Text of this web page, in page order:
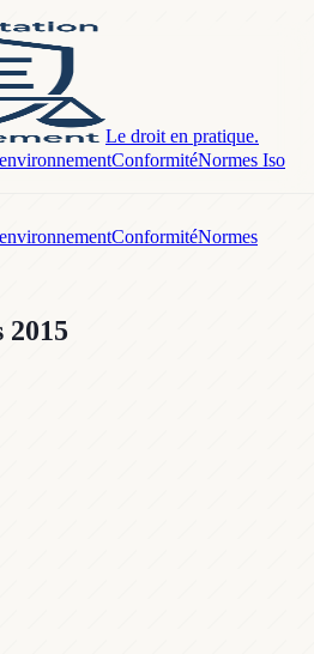
Le droit en pratique.
ConformitéNormes Iso
ConformitéNormes
2015